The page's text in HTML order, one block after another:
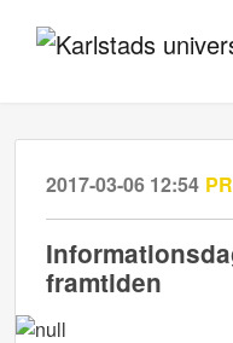
2017-03-06 12:54
framtiden